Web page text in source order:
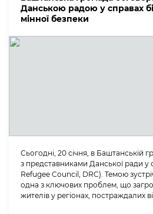
Данською радою у справах
мінної безпеки
Сьогодні, 20 січня, в Баштанській
з представниками Данської ради у
Refugee Council, DRC). Темою
одна з ключових проблем, що
жителів у регіонах, постраждалих